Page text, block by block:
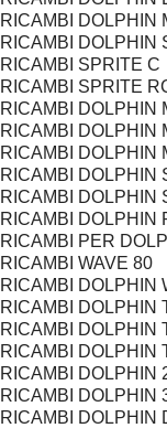
RICAMBI DOLPHIN
RICAMBI DOLPHIN
RICAMBI SPRITE C
RICAMBI SPRITE
RICAMBI DOLPHIN
RICAMBI DOLPHIN
RICAMBI DOLPHIN
RICAMBI DOLPHIN
RICAMBI DOLPHIN
RICAMBI DOLPHIN
RICAMBI PER
RICAMBI WAVE 80
RICAMBI DOLPHIN
RICAMBI DOLPHIN
RICAMBI DOLPHIN
RICAMBI DOLPHIN
RICAMBI DOLPHIN
RICAMBI DOLPHIN
RICAMBI DOLPHIN